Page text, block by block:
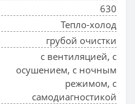
630
Тепло-холод
грубой очистки
с вентиляцией, с
осушением, с ночным
режимом, с
самодиагностикой